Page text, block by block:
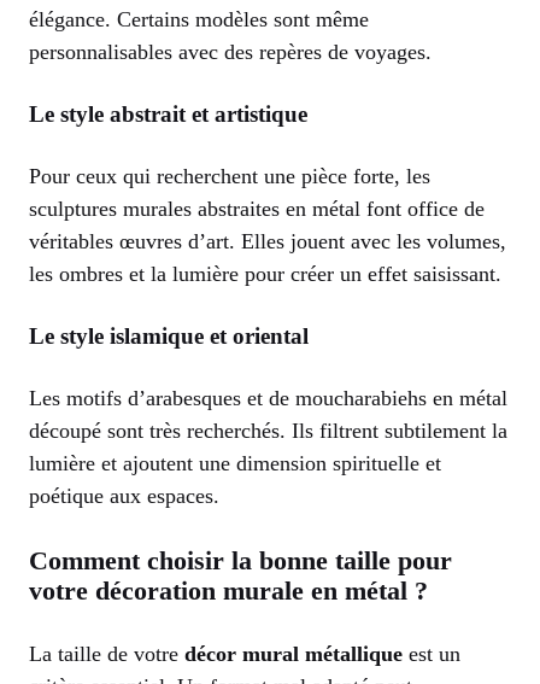
élégance. Certains modèles sont même
personnalisables avec des repères de voyages.
Le style abstrait et artistique
Pour ceux qui recherchent une pièce forte, les
sculptures murales abstraites en métal font office de
véritables œuvres d’art. Elles jouent avec les volumes,
les ombres et la lumière pour créer un effet saisissant.
Le style islamique et oriental
Les motifs d’arabesques et de moucharabiehs en métal
découpé sont très recherchés. Ils filtrent subtilement la
lumière et ajoutent une dimension spirituelle et
poétique aux espaces.
Comment choisir la bonne taille pour
votre décoration murale en métal ?
La taille de votre décor mural métallique est un